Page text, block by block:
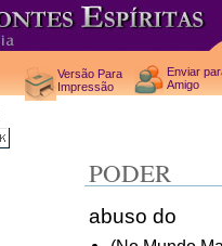
Versão Para
Impressão
Enviar
Amigo
PODER
abuso do